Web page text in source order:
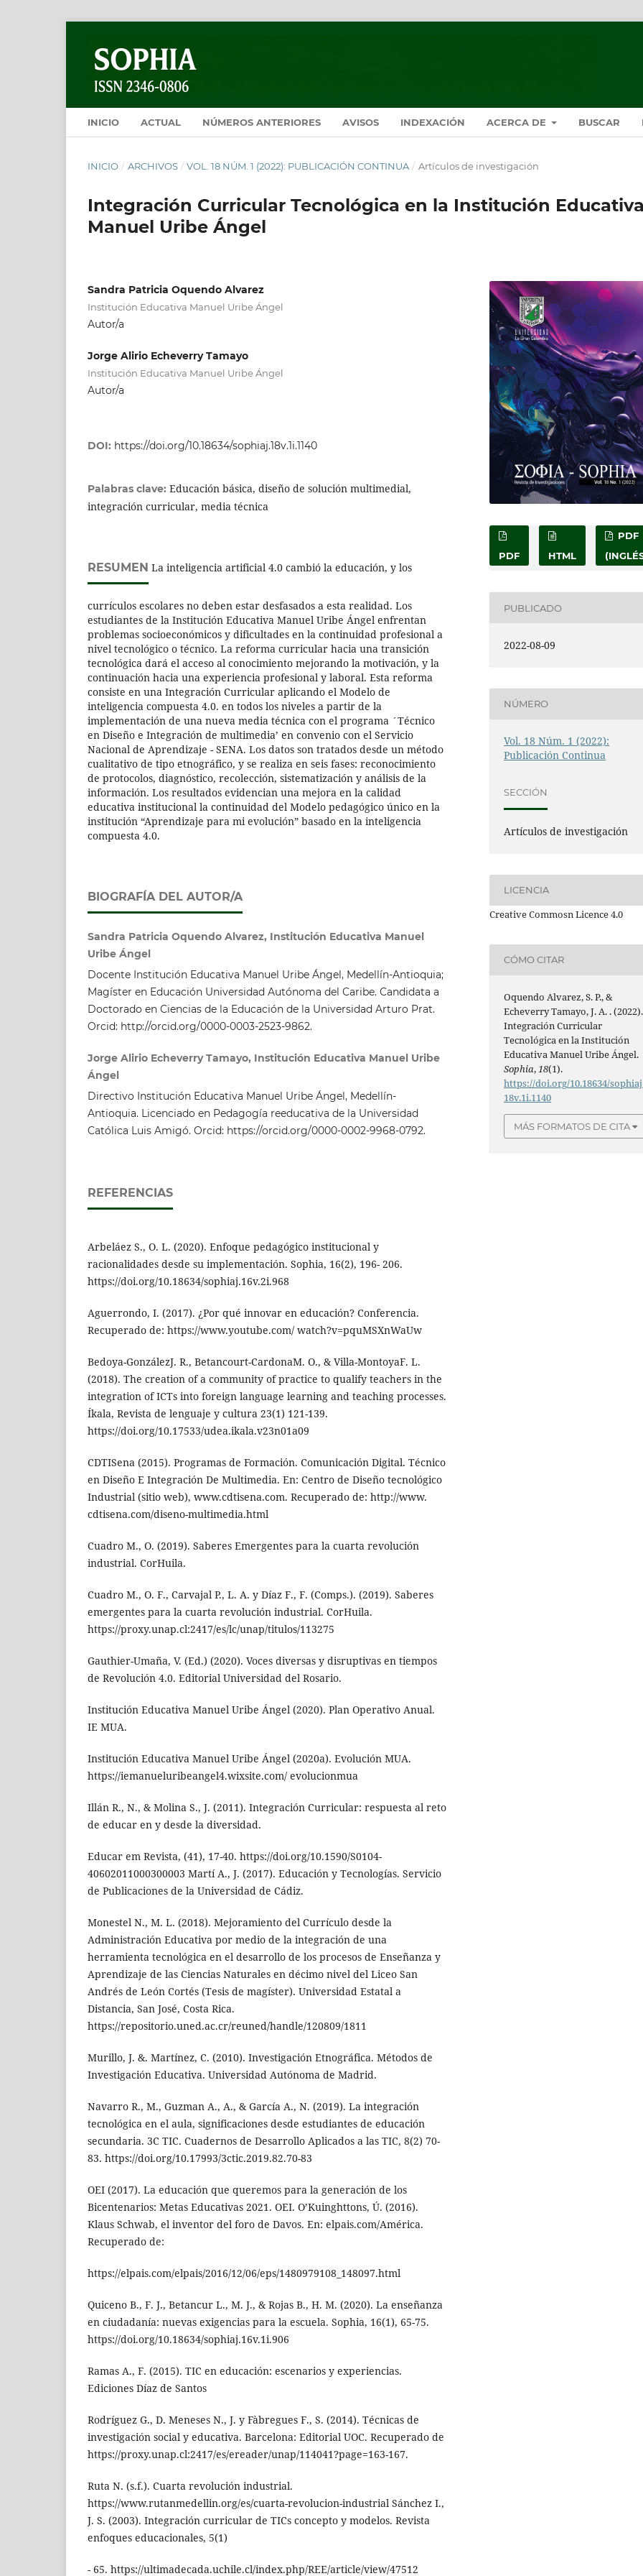
INICIO ACTUAL NÚMEROS ANTERIORES AVISOS INDEXACIÓN ACERCA DE BUSCAR
INICIO / ARCHIVOS / VOL. 18 NÚM. 1 (2022): PUBLICACIÓN CONTINUA / Artículos de investigación
Integración Curricular Tecnológica en la Institución
Manuel Uribe Ángel
Sandra Patricia Oquendo Alvarez
Institución Educativa Manuel Uribe Ángel
Autor/a
Jorge Alirio Echeverry Tamayo
Institución Educativa Manuel Uribe Ángel
Autor/a
DOI: https://doi.org/10.18634/sophiaj.18v.1i.1140
Palabras clave: Educación básica, diseño de solución multimedial,
integración curricular, media técnica
RESUMEN La inteligencia artificial 4.0 cambió la educación, y los
currículos escolares no deben estar desfasados a esta realidad. Los
estudiantes de la Institución Educativa Manuel Uribe Ángel enfrentan
problemas socioeconómicos y dificultades en la continuidad profesional a
nivel tecnológico o técnico. La reforma curricular hacia una transición
tecnológica dará el acceso al conocimiento mejorando la motivación, y la
continuación hacia una experiencia profesional y laboral. Esta reforma
consiste en una Integración Curricular aplicando el Modelo de
inteligencia compuesta 4.0. en todos los niveles a partir de la
implementación de una nueva media técnica con el programa ´Técnico
en Diseño e Integración de multimedia’ en convenio con el Servicio
Nacional de Aprendizaje - SENA. Los datos son tratados desde un método
cualitativo de tipo etnográfico, y se realiza en seis fases: reconocimiento
de protocolos, diagnóstico, recolección, sistematización y análisis de la
información. Los resultados evidencian una mejora en la calidad
educativa institucional la continuidad del Modelo pedagógico único en la
institución “Aprendizaje para mi evolución” basado en la inteligencia
compuesta 4.0.
BIOGRAFÍA DEL AUTOR/A
Sandra Patricia Oquendo Alvarez, Institución Educativa Manuel
Uribe Ángel
Docente Institución Educativa Manuel Uribe Ángel, Medellín-Antioquia;
Magíster en Educación Universidad Autónoma del Caribe. Candidata a
Doctorado en Ciencias de la Educación de la Universidad Arturo Prat.
Orcid: http://orcid.org/0000-0003-2523-9862.
Jorge Alirio Echeverry Tamayo, Institución Educativa Manuel Uribe
Ángel
Directivo Institución Educativa Manuel Uribe Ángel, Medellín-
Antioquia. Licenciado en Pedagogía reeducativa de la Universidad
Católica Luis Amigó. Orcid: https://orcid.org/0000-0002-9968-0792.
REFERENCIAS
Arbeláez S., O. L. (2020). Enfoque pedagógico institucional y
racionalidades desde su implementación. Sophia, 16(2), 196- 206.
https://doi.org/10.18634/sophiaj.16v.2i.968
Aguerrondo, I. (2017). ¿Por qué innovar en educación? Conferencia.
Recuperado de: https://www.youtube.com/ watch?v=pquMSXnWaUw
Bedoya-GonzálezJ. R., Betancourt-CardonaM. O., & Villa-MontoyaF. L.
(2018). The creation of a community of practice to qualify teachers in the
integration of ICTs into foreign language learning and teaching processes.
Íkala, Revista de lenguaje y cultura 23(1) 121-139.
https://doi.org/10.17533/udea.ikala.v23n01a09
CDTISena (2015). Programas de Formación. Comunicación Digital. Técnico
en Diseño E Integración De Multimedia. En: Centro de Diseño tecnológico
Industrial (sitio web), www.cdtisena.com. Recuperado de: http://www.
cdtisena.com/diseno-multimedia.html
Cuadro M., O. (2019). Saberes Emergentes para la cuarta revolución
industrial. CorHuila.
Cuadro M., O. F., Carvajal P., L. A. y Díaz F., F. (Comps.). (2019). Saberes
emergentes para la cuarta revolución industrial. CorHuila.
https://proxy.unap.cl:2417/es/lc/unap/titulos/113275
Gauthier-Umaña, V. (Ed.) (2020). Voces diversas y disruptivas en tiempos
de Revolución 4.0. Editorial Universidad del Rosario.
Institución Educativa Manuel Uribe Ángel (2020). Plan Operativo Anual.
IE MUA.
Institución Educativa Manuel Uribe Ángel (2020a). Evolución MUA.
https://iemanueluribeangel4.wixsite.com/ evolucionmua
Illán R., N., & Molina S., J. (2011). Integración Curricular: respuesta al reto
de educar en y desde la diversidad.
Educar em Revista, (41), 17-40. https://doi.org/10.1590/S0104-
40602011000300003 Martí A., J. (2017). Educación y Tecnologías. Servicio
de Publicaciones de la Universidad de Cádiz.
Monestel N., M. L. (2018). Mejoramiento del Currículo desde la
Administración Educativa por medio de la integración de una
herramienta tecnológica en el desarrollo de los procesos de Enseñanza y
Aprendizaje de las Ciencias Naturales en décimo nivel del Liceo San
Andrés de León Cortés (Tesis de magíster). Universidad Estatal a
Distancia, San José, Costa Rica.
https://repositorio.uned.ac.cr/reuned/handle/120809/1811
Murillo, J. &. Martínez, C. (2010). Investigación Etnográfica. Métodos de
Investigación Educativa. Universidad Autónoma de Madrid.
Navarro R., M., Guzman A., A., & García A., N. (2019). La integración
tecnológica en el aula, significaciones desde estudiantes de educación
secundaria. 3C TIC. Cuadernos de Desarrollo Aplicados a las TIC, 8(2) 70-
83. https://doi.org/10.17993/3ctic.2019.82.70-83
OEI (2017). La educación que queremos para la generación de los
Bicentenarios: Metas Educativas 2021. OEI. O’Kuinghttons, Ú. (2016).
Klaus Schwab, el inventor del foro de Davos. En: elpais.com/América.
Recuperado de:
https://elpais.com/elpais/2016/12/06/eps/1480979108_148097.html
Quiceno B., F. J., Betancur L., M. J., & Rojas B., H. M. (2020). La enseñanza
en ciudadanía: nuevas exigencias para la escuela. Sophia, 16(1), 65-75.
https://doi.org/10.18634/sophiaj.16v.1i.906
Ramas A., F. (2015). TIC en educación: escenarios y experiencias.
Ediciones Díaz de Santos
Rodríguez G., D. Meneses N., J. y Fàbregues F., S. (2014). Técnicas de
investigación social y educativa. Barcelona: Editorial UOC. Recuperado de
https://proxy.unap.cl:2417/es/ereader/unap/114041?page=163-167.
Ruta N. (s.f.). Cuarta revolución industrial.
https://www.rutanmedellin.org/es/cuarta-revolucion-industrial Sánchez I.,
J. S. (2003). Integración curricular de TICs concepto y modelos. Revista
enfoques educacionales, 5(1)
- 65. https://ultimadecada.uchile.cl/index.php/REE/article/view/47512
PDF HTML
PDF
PUBLICADO
2022-08-09
NÚMERO
Vol. 18 Núm. 1 (2022):
Publicación Continua
SECCIÓN
Artículos de investigación
LICENCIA
Creative Commosn Licence 4.0
CÓMO CITAR
Oquendo Alvarez, S. P., &
Echeverry Tamayo, J. A. . (2022).
Integración Curricular
Tecnológica en la Institución
Educativa Manuel Uribe Ángel.
Sophia, 18(1).
https://doi.org/10.18634/
18v.1i.1140
MÁS FORMATOS DE CITA